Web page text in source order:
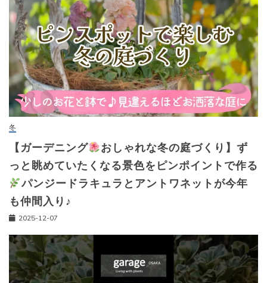
冬
【ガーデニング
おしゃれな冬の庭づくり】ず
っと眺めていたくなる景色をピンポイントで作る
パンジードラキュラとアントワネットが今年
も仲間入り♪
2025-12-07